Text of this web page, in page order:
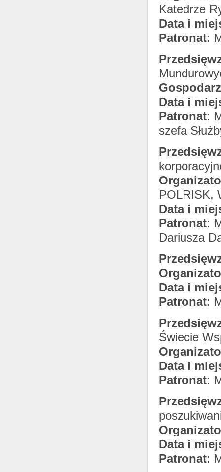
Katedrze
Data i
Patronat:
Gospodarz
Data i
Patronat:
szefa
POLRISK,
Data i
Patronat:
Dariusza
Data i
Patronat:
Świecie
Data i
Patronat:
Data i
Patronat: